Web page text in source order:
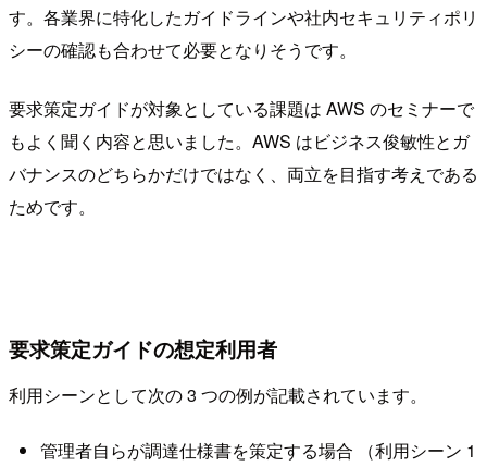
す。各業界に特化したガイドラインや社内セキュリティポリ
シーの確認も合わせて必要となりそうです。
要求策定ガイドが対象としている課題は AWS のセミナーで
もよく聞く内容と思いました。AWS はビジネス俊敏性とガ
バナンスのどちらかだけではなく、両立を目指す考えである
ためです。
要求策定ガイドの想定利用者
利用シーンとして次の 3 つの例が記載されています。
管理者自らが調達仕様書を策定する場合 （利用シーン 1